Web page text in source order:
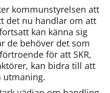
kommunstyrelsen att
det nu handlar om att
kan känna sig
de behöver det som
för att SKR,
kan bidra till att
utmaning.